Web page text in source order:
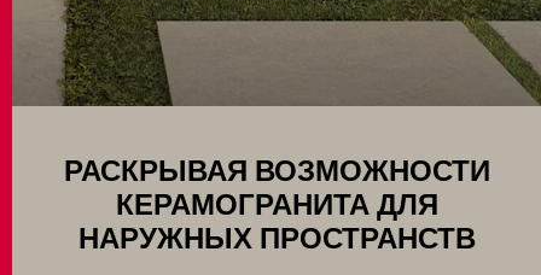
MATCH APP
ПОИСК
ЗАПРЕТНАЯ ЗОНА
РАСКРЫВАЯ ВОЗМОЖНОСТИ
КЕРАМОГРАНИТА ДЛЯ
НАРУЖНЫХ ПРОСТРАНСТВ
Использование